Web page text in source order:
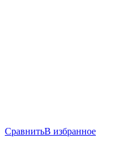
СравнитьВ избранное